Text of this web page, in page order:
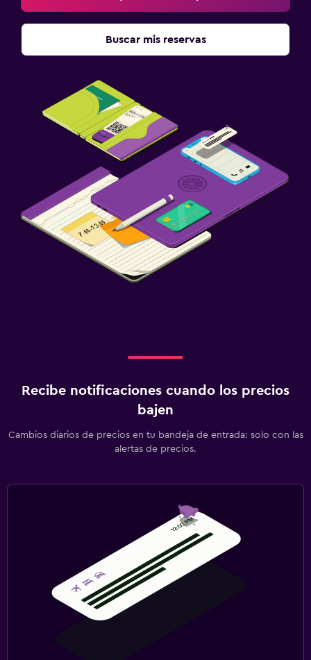
Buscar mis reservas
Recibe notificaciones cuando los precios
bajen
Cambios diarios de precios en tu bandeja de entrada: solo con las
alertas de precios.